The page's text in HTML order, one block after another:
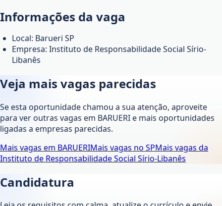
Informações da vaga
Local: Barueri SP
Empresa: Instituto de Responsabilidade Social Sírio-
Libanês
Veja mais vagas parecidas
Se esta oportunidade chamou a sua atenção, aproveite
para ver outras vagas em BARUERIe mais oportunidades
ligadas a empresas parecidas.
Mais vagas em BARUERIMais vagas no SPMais vagas da
Instituto de Responsabilidade Social Sírio-Libanês
Candidatura